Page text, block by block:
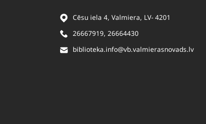
Cēsu iela 4, Valmiera, LV- 4201
26667919, 26664430
biblioteka.info@vb.valmierasnovads.lv